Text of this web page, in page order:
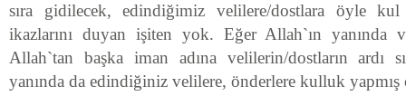
sıra gidilecek, edindiğimiz velilere/dostlara öyle
ikazlarını duyan işiten yok. Eğer Allah`ın yanında
Allah`tan başka iman adına velilerin/dostların ardı
yanında da edindiğiniz velilere, önderlere kulluk yapmış